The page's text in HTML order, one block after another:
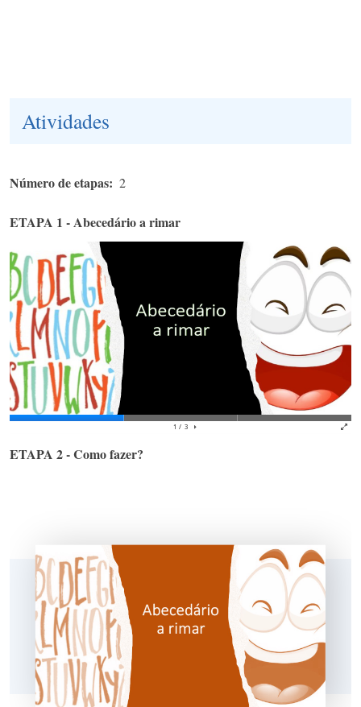
Atividades
Número de etapas 2
ETAPA 1 - Abecedário a rimar
ETAPA 2 - Como fazer?